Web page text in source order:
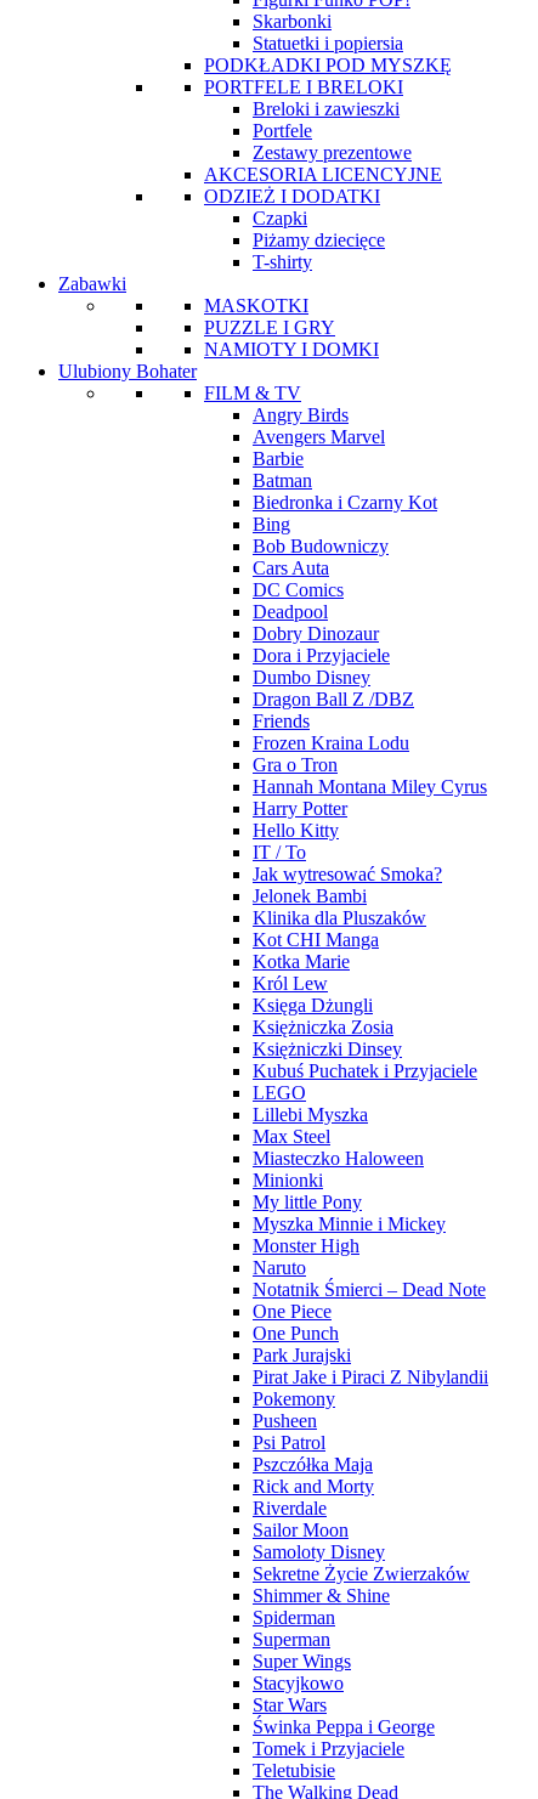
Skarbonki
Statuetki i popiersia
PODKŁADKI POD MYSZKĘ
PORTFELE I BRELOKI
Breloki i zawieszki
Portfele
Zestawy prezentowe
AKCESORIA LICENCYJNE
ODZIEŻ I DODATKI
Czapki
Piżamy dziecięce
T-shirty
Zabawki
MASKOTKI
PUZZLE I GRY
NAMIOTY I DOMKI
Ulubiony Bohater
FILM & TV
Angry Birds
Avengers Marvel
Barbie
Batman
Biedronka i Czarny Kot
Bing
Bob Budowniczy
Cars Auta
DC Comics
Deadpool
Dobry Dinozaur
Dora i Przyjaciele
Dumbo Disney
Dragon Ball Z /DBZ
Friends
Frozen Kraina Lodu
Gra o Tron
Hannah Montana Miley Cyrus
Harry Potter
Hello Kitty
IT / To
Jak wytresować Smoka?
Jelonek Bambi
Klinika dla Pluszaków
Kot CHI Manga
Kotka Marie
Król Lew
Księga Dżungli
Księżniczka Zosia
Księżniczki Dinsey
Kubuś Puchatek i Przyjaciele
LEGO
Lillebi Myszka
Max Steel
Miasteczko Haloween
Minionki
My little Pony
Myszka Minnie i Mickey
Monster High
Naruto
Notatnik Śmierci – Dead Note
One Piece
One Punch
Park Jurajski
Pirat Jake i Piraci Z Nibylandii
Pokemony
Pusheen
Psi Patrol
Pszczółka Maja
Rick and Morty
Riverdale
Sailor Moon
Samoloty Disney
Sekretne Życie Zwierzaków
Shimmer & Shine
Spiderman
Superman
Super Wings
Stacyjkowo
Star Wars
Świnka Peppa i George
Tomek i Przyjaciele
Teletubisie
The Walking Dead